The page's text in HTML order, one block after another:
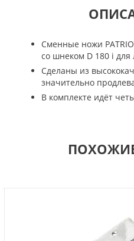
Сменные ножи
со шнеком D 180 i для
Сделаны из
значительно
В комплекте идёт